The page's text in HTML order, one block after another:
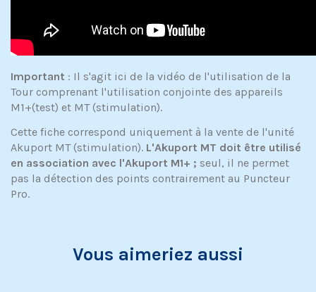
Important : Il s'agit ici de la vidéo de l'utilisation de la
Tour comprenant l'utilisation conjointe des appareils
M1+(test) et MT (stimulation).
Cette fiche correspond uniquement à la vente de l'unité
Akuport MT (stimulation). L'Akuport MT doit être utilisé
en association avec l'Akuport M1+ ; seul, il ne permet
pas la détection des points contrairement au Puncteur
Pro.
Vous aimeriez aussi